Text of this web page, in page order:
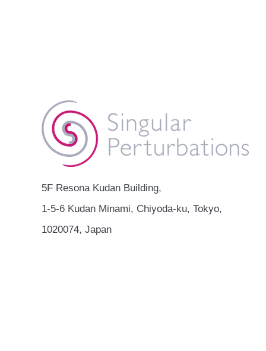
5F Resona Kudan Building,
1-5-6 Kudan Minami, Chiyoda-ku, Tokyo,
1020074, Japan